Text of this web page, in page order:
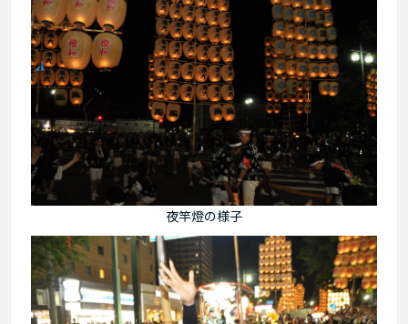
夜竿燈の様子